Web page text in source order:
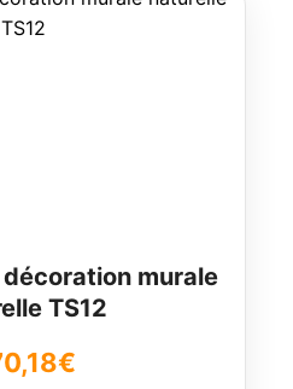
murale
TS12
€